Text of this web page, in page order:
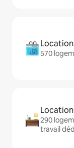
570
290
travail